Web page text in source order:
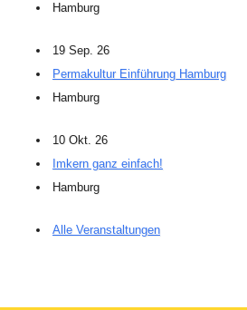
Hamburg
19 Sep. 26
Permakultur Einführung Hamburg
Hamburg
10 Okt. 26
Imkern ganz einfach!
Hamburg
Alle Veranstaltungen